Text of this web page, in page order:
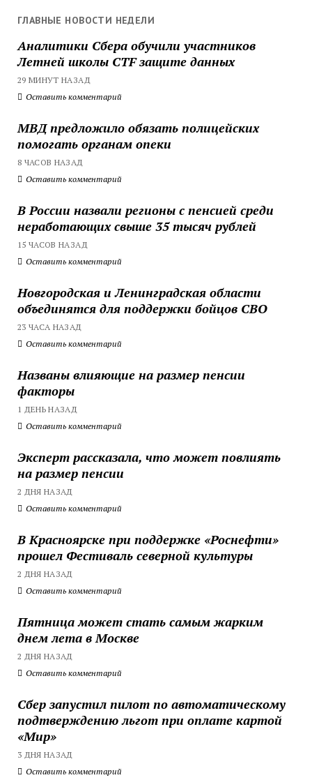
ГЛАВНЫЕ НОВОСТИ НЕДЕЛИ
Аналитики Сбера обучили участников
Летней школы CTF защите данных
29 МИНУТ НАЗАД
Оставить комментарий
МВД предложило обязать полицейских
помогать органам опеки
8 ЧАСОВ НАЗАД
Оставить комментарий
В России назвали регионы с пенсией среди
неработающих свыше 35 тысяч рублей
15 ЧАСОВ НАЗАД
Оставить комментарий
Новгородская и Ленинградская области
объединятся для поддержки бойцов СВО
23 ЧАСА НАЗАД
Оставить комментарий
Названы влияющие на размер пенсии
факторы
1 ДЕНЬ НАЗАД
Оставить комментарий
Эксперт рассказала, что может повлиять
на размер пенсии
2 ДНЯ НАЗАД
Оставить комментарий
В Красноярске при поддержке «Роснефти»
прошел Фестиваль северной культуры
2 ДНЯ НАЗАД
Оставить комментарий
Пятница может стать самым жарким
днем лета в Москве
2 ДНЯ НАЗАД
Оставить комментарий
Сбер запустил пилот по автоматическому
подтверждению льгот при оплате картой
«Мир»
3 ДНЯ НАЗАД
Оставить комментарий